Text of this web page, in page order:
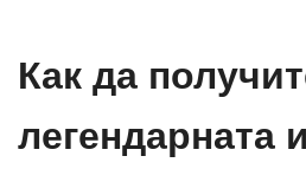
Как да
легендарната